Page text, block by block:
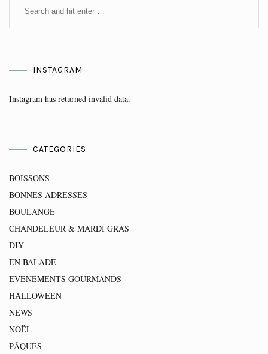
INSTAGRAM
Instagram has returned invalid data.
CATEGORIES
BOISSONS
BONNES ADRESSES
BOULANGE
CHANDELEUR & MARDI GRAS
DIY
EN BALADE
EVENEMENTS GOURMANDS
HALLOWEEN
NEWS
NOËL
PÂQUES